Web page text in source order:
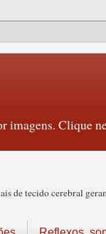
imagens. Clique
de tecido cerebral